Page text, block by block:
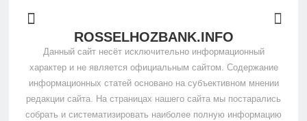
ROSSELHOZBANK.INFO
Данный сайт несёт исключительно информационный
характер и не является официальным сайтом. Содержание
информационных статей основано на субъективном мнении
редакции сайта. На страницах нашего сайта мы постарались
собрать и систематизировать наиболее полную информацию